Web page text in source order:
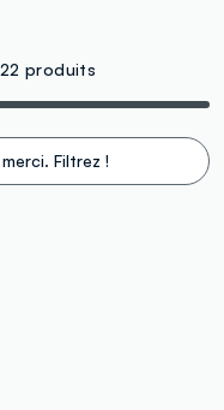
produits
Filtrez !